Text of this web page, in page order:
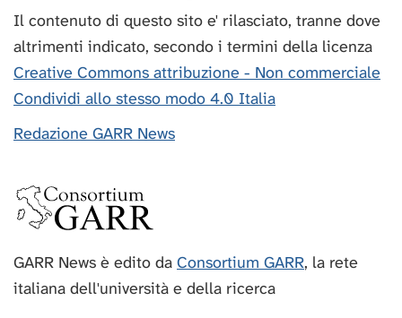
Il contenuto di questo sito e' rilasciato, tranne dove
altrimenti indicato, secondo i termini della licenza
Creative Commons attribuzione - Non commerciale
Condividi allo stesso modo 4.0 Italia
Redazione GARR News
GARR News è edito da Consortium GARR, la rete
italiana dell'università e della ricerca